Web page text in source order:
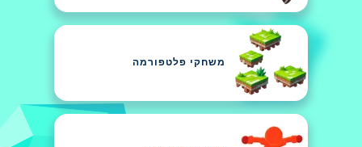
משחקי פלטפורמה